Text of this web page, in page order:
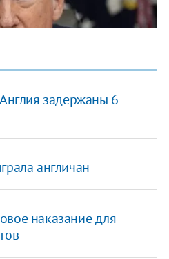
задержаны 6
англичан
наказание для